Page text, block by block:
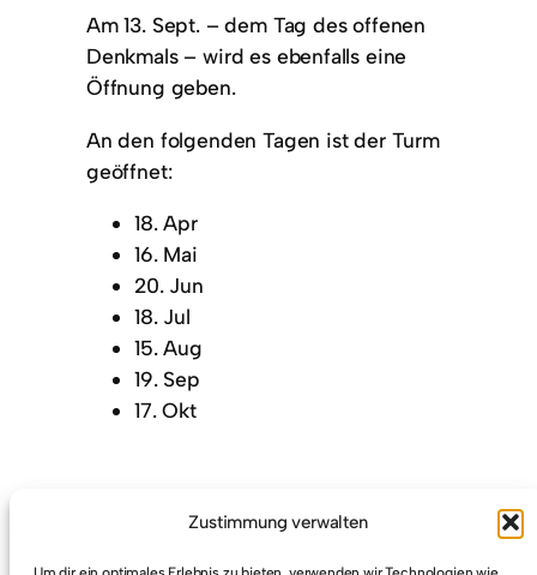
Zustimmung verwalten
Am 13. Sept. – dem Tag des offenen
Denkmals – wird es ebenfalls eine
Öffnung geben.
An den folgenden Tagen ist der Turm
geöffnet:
18. Apr
16. Mai
20. Jun
18. Jul
15. Aug
19. Sep
17. Okt